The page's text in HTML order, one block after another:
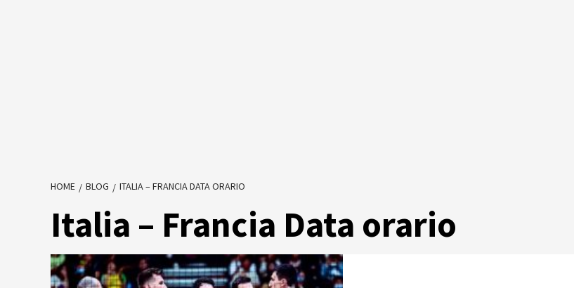
HOME BLOG ITALIA – FRANCIA DATA ORARIO
Italia – Francia Data orario